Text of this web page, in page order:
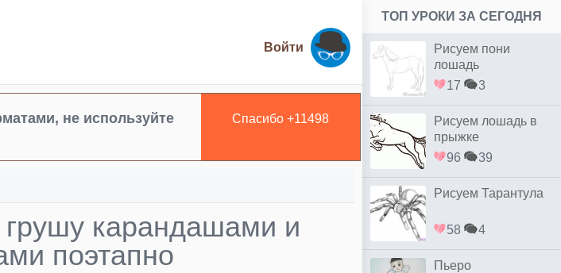
Войти
не используйте
Спасибо +11498
грушу карандашами и
поэтапно
ТОП УРОКИ ЗА СЕГОДНЯ
Рисуем пони
лошадь
17
3
Рисуем лошадь в
прыжке
96
39
Рисуем Тарантула
58 4
Пьеро